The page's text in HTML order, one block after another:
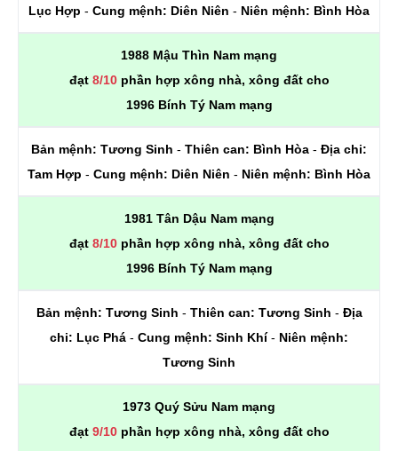
Lục Hợp - Cung mệnh: Diên Niên - Niên mệnh: Bình Hòa
1988 Mậu Thìn Nam mạng
đạt 8/10phần hợp xông nhà, xông đất cho
1996 Bính Tý Nam mạng
Bản mệnh: Tương Sinh - Thiên can: Bình Hòa - Địa chi:
Tam Hợp - Cung mệnh: Diên Niên - Niên mệnh: Bình Hòa
1981 Tân Dậu Nam mạng
đạt 8/10phần hợp xông nhà, xông đất cho
1996 Bính Tý Nam mạng
Bản mệnh: Tương Sinh - Thiên can: Tương Sinh - Địa
chi: Lục Phá - Cung mệnh: Sinh Khí- Niên mệnh:
Tương Sinh
1973 Quý Sửu Nam mạng
đạt 9/10phần hợp xông nhà, xông đất cho